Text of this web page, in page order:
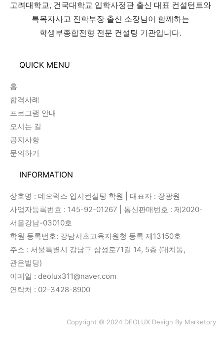
고려대학교, 건국대학교 입학사정관 출신 대표 컨설턴트와
특목자사고 진학부장 출신 소장님이 함께하는
학생부종합전형 전문 컨설팅 기관입니다.
QUICK MENU
홈
합격사례
프로그램 안내
오시는 길
공지사항
문의하기
INFORMATION
상호명 : 데오럭스 입시컨설팅 학원 | 대표자 : 장광원
사업자등록번호 : 145-92-01267 | 통신판매번호 : 제2020-
서울강남-03010호
학원 등록번호: 강남서초교육지원청 등록 제13150호
주소 : 서울특별시 강남구 삼성로71길 14, 5층 (대치동,
관은빌딩)
이메일 : deolux311@naver.com
연락처 : 02-3428-8900
Copyright © 2024 DEOLUX Design By Marketory